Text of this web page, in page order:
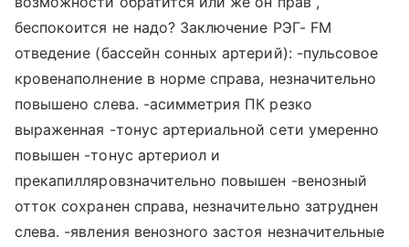
беспокоится не надо? Заключение РЭГ- FM
отведение (бассейн сонных артерий): -пульсовое
кровенаполнение в норме справа, незначительно
повышено слева. -асимметрия ПК резко
выраженная -тонус артериальной сети умеренно
повышен -тонус артериол и
прекапилляровзначительно повышен -венозный
отток сохранен справа, незначительно затруднен
слева. -явления венозного застоя незначительные